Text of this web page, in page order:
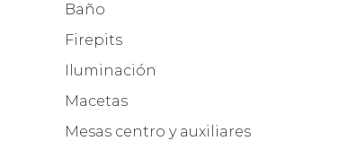
Baño
Firepits
Iluminación
Macetas
Mesas centro y auxiliares